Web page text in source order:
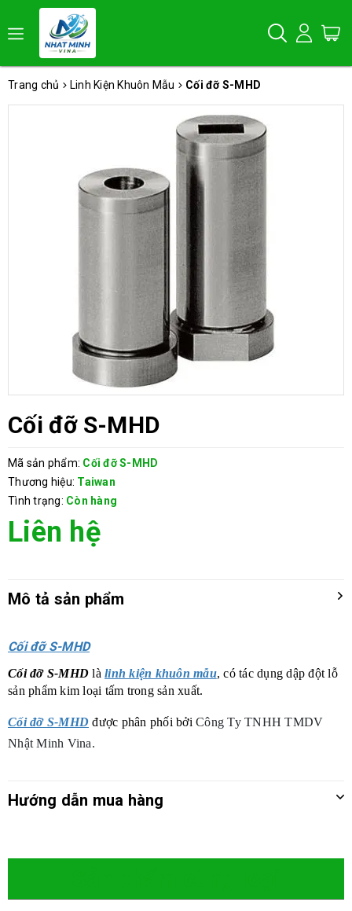
Trang chủ Linh Kiện Khuôn Mẫu Cối đỡ S-MHD
Cối đỡ S-MHD
Mã sản phẩm: Cối đỡ S-MHD
Thương hiệu: Taiwan
Tình trạng: Còn hàng
Liên hệ
Mô tả sản phẩm
Cối đỡ S-MHD
Cối đỡ S-MHD là linh kiện khuôn mẫu, có tác dụng dập đột lỗ
sản phẩm kim loại tấm trong sản xuất.
Cối đỡ S-MHD được phân phối bởi Công Ty TNHH TMDV
Nhật Minh Vina.
Hướng dẫn mua hàng